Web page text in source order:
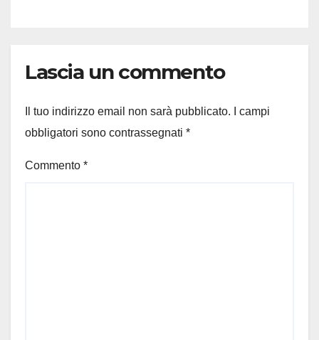
Lascia un commento
Il tuo indirizzo email non sarà pubblicato.
I campi
obbligatori sono contrassegnati *
Commento *